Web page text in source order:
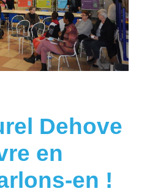
Dehove
en
en !